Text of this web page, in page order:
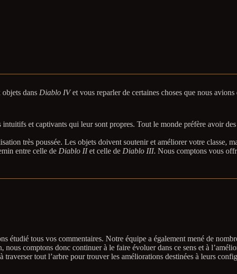
dans Diablo IVet vous reparler de certaines choses que nous
et captivants qui leur sont propres. Tout le monde préfère avoir
très poussée. Les objets doivent soutenir et améliorer votre classe,
entre celle de Diablo IIet celle de Diablo III. Nous comptons vous
étudié tous vos commentaires. Notre équipe a également mené de
comptons donc continuer à le faire évoluer dans ce sens et à
tout l’arbre pour trouver les améliorations destinées à leurs